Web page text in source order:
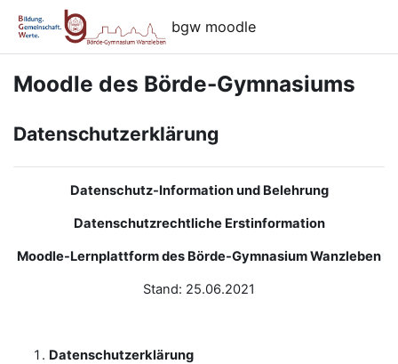
Zum Hauptinhalt
bgw moodle
Moodle des Börde-Gymnasiums
Datenschutzerklärung
Datenschutz-Information und Belehrung
Datenschutzrechtliche Erstinformation
Moodle-Lernplattform des Börde-Gymnasium Wanzleben
Stand: 25.06.2021
Datenschutzerklärung